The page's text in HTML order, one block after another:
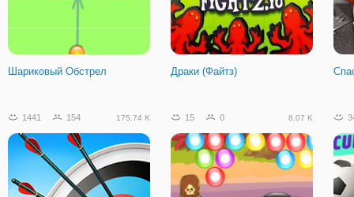
Шариковый Обстрел Драки (Файтз)
1441 154 175.74 K 15 0 8.07 K